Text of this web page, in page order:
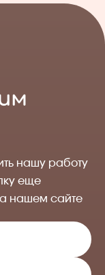
нашу работу
еще
нашем сайте